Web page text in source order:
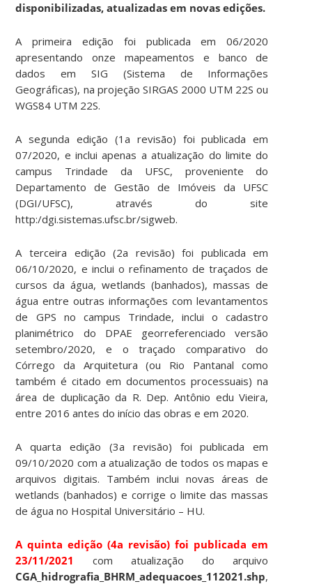
disponibilizadas, atualizadas em novas edições.
A primeira edição foi publicada em 06/2020
apresentando onze mapeamentos e banco de
dados em SIG (Sistema de Informações
Geográficas), na projeção SIRGAS 2000 UTM 22S ou
WGS84 UTM 22S.
A segunda edição (1a revisão) foi publicada em
07/2020, e inclui apenas a atualização do limite do
campus Trindade da UFSC, proveniente do
Departamento de Gestão de Imóveis da UFSC
(DGI/UFSC), através do site
http:/dgi.sistemas.ufsc.br/sigweb.
A terceira edição (2a revisão) foi publicada em
06/10/2020, e inclui o refinamento de traçados de
cursos da água, wetlands (banhados), massas de
água entre outras informações com levantamentos
de GPS no campus Trindade, inclui o cadastro
planimétrico do DPAE georreferenciado versão
setembro/2020, e o traçado comparativo do
Córrego da Arquitetura (ou Rio Pantanal como
também é citado em documentos processuais) na
área de duplicação da R. Dep. Antônio edu Vieira,
entre 2016 antes do início das obras e em 2020.
A quarta edição (3a revisão) foi publicada em
09/10/2020 com a atualização de todos os mapas e
arquivos digitais. Também inclui novas áreas de
wetlands (banhados) e corrige o limite das massas
de água no Hospital Universitário – HU.
A quinta edição (4a revisão) foi publicada em
23/11/2021
com atualização do arquivo
CGA_hidrografia_BHRM_adequacoes_112021.shp,